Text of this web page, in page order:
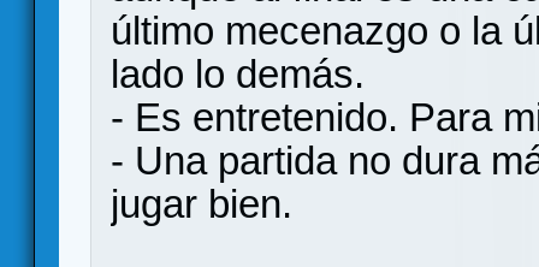
último mecenazgo o la
lado lo demás.
- Es entretenido. Para
- Una partida no dura
jugar bien.